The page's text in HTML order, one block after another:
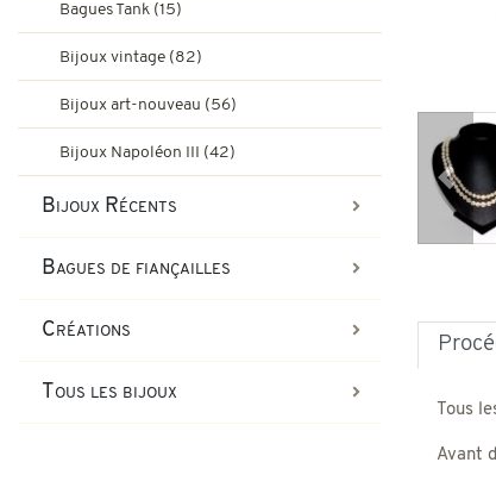
Bijoux Napoléon III
Bagues Tank (15)
Bijoux vintage (82)
Bijoux art-nouveau (56)
Bijoux Napoléon III (42)
Bijoux Récents
Bagues de fiançailles
Créations
Tous les bijoux
Tous
Avant